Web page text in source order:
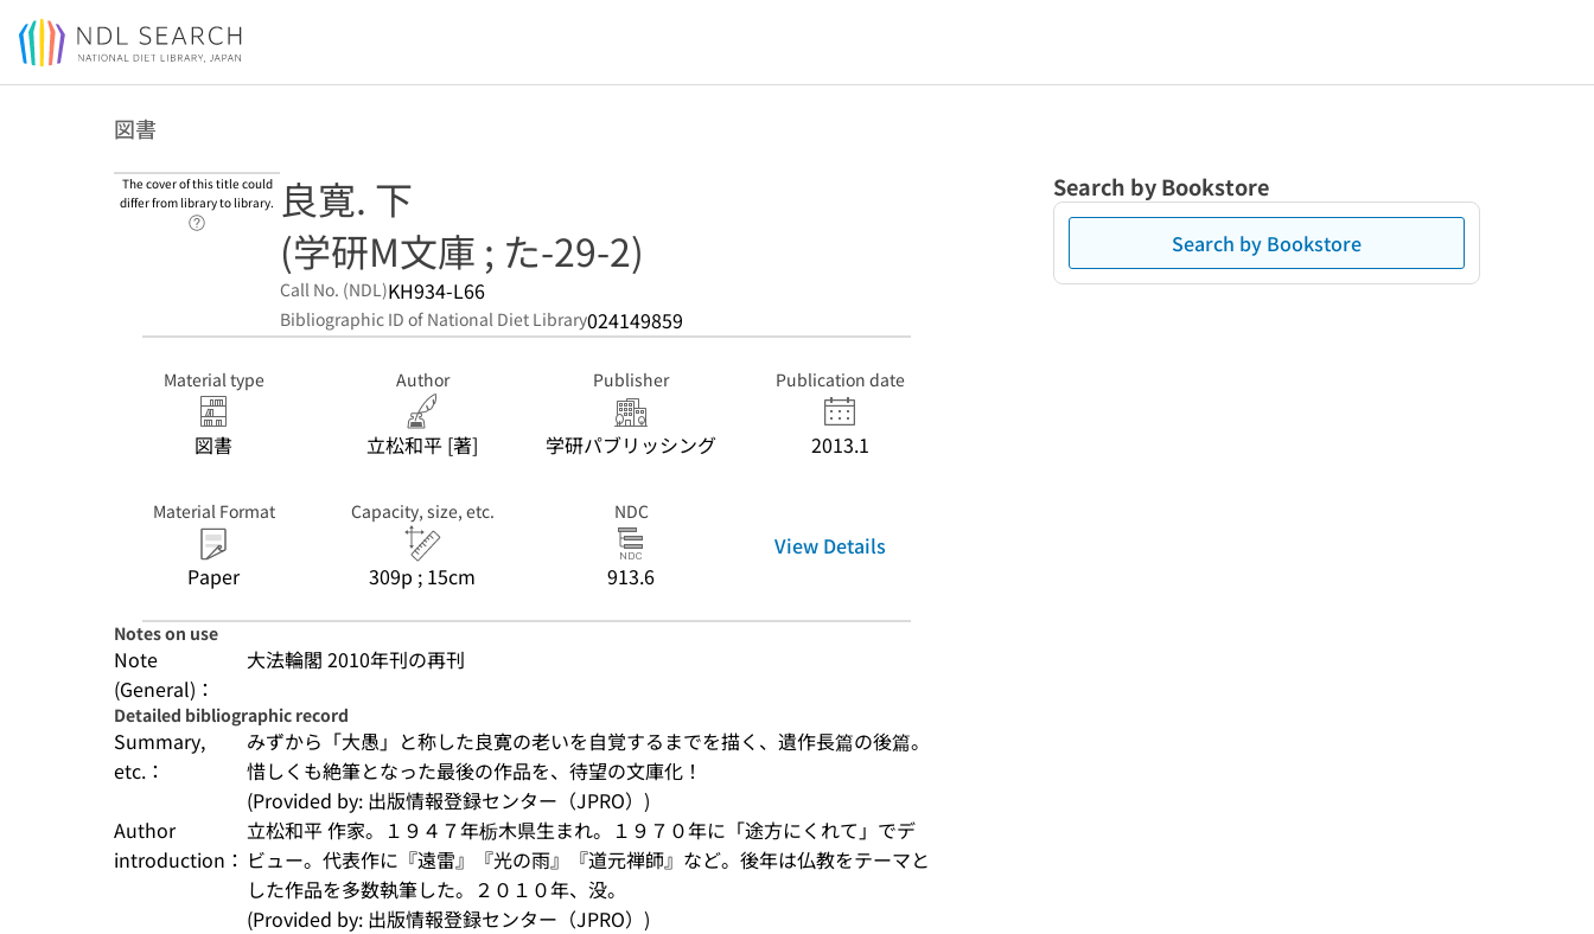
Jump to main content
図書
The cover of this title could
differ from library to library.
Link to Help Page
良寛. 下
(学研M文庫 ; た-29-2)
Call No. (NDL)KH934-L66
Bibliographic ID of National Diet Library024149859
Material type
図書
Author
立松和平 [著]
Publisher
学研パブリッシング
Publication date
2013.1
Material Format
Paper
Capacity, size, etc.
309p ; 15cm
NDC
913.6
View Details
Notes on use
Note
(General)：
大法輪閣 2010年刊の再刊
Detailed bibliographic record
Summary,
etc.：
みずから「大愚」と称した良寛の老いを自覚するまでを描く、遺作長篇の後篇。
惜しくも絶筆となった最後の作品を、待望の文庫化！
(Provided by: 出版情報登録センター（JPRO）)
Author
introduction：
立松和平 作家。１９４７年栃木県生まれ。１９７０年に「途方にくれて」でデ
ビュー。代表作に『遠雷』『光の雨』『道元禅師』など。後年は仏教をテーマと
した作品を多数執筆した。２０１０年、没。
(Provided by: 出版情報登録センター（JPRO）)
Search by Bookstore
Search by Bookstore